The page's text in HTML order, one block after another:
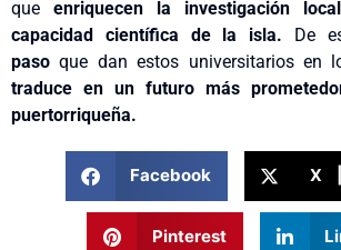
que enriquecen la investigación
capacidad científica de la isla. De
paso que dan estos universitarios en
traduce en un futuro más
puertorriqueña.
Facebook X
Pinterest